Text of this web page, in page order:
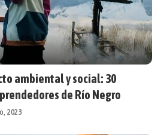
ambiental y social: 30
de Río Negro
2023